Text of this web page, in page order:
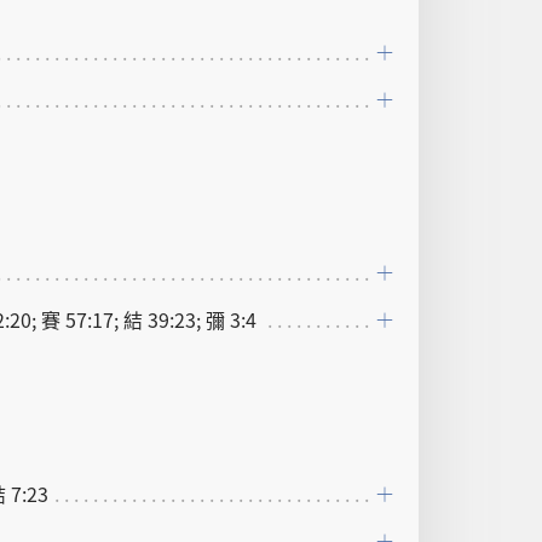
賽 57:17; 結 39:23; 彌 3:4
7:23